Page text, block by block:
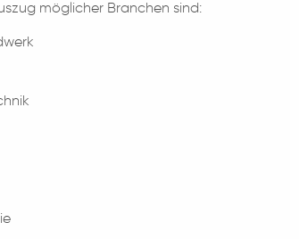
möglicher Branchen sind: